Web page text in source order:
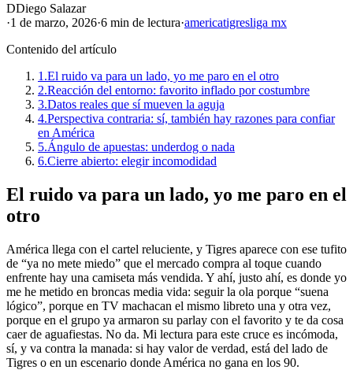
DDiego Salazar
·1 de marzo, 2026·6 min de lectura·americatigresliga mx
Contenido del artículo
1.El ruido va para un lado, yo me paro en el otro
2.Reacción del entorno: favorito inflado por costumbre
3.Datos reales que sí mueven la aguja
4.Perspectiva contraria: sí, también hay razones para confiar
en América
5.Ángulo de apuestas: underdog o nada
6.Cierre abierto: elegir incomodidad
El ruido va para un lado, yo me paro en el
otro
América llega con el cartel reluciente, y Tigres aparece con ese tufito
de “ya no mete miedo” que el mercado compra al toque cuando
enfrente hay una camiseta más vendida. Y ahí, justo ahí, es donde yo
me he metido en broncas media vida: seguir la ola porque “suena
lógico”, porque en TV machacan el mismo libreto una y otra vez,
porque en el grupo ya armaron su parlay con el favorito y te da cosa
caer de aguafiestas. No da. Mi lectura para este cruce es incómoda,
sí, y va contra la manada: si hay valor de verdad, está del lado de
Tigres o en un escenario donde América no gana en los 90.